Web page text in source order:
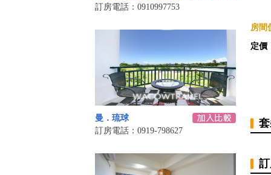
訂房電話：0910997753
曼．琉球
訂房電話：0919-798627
房間
定價